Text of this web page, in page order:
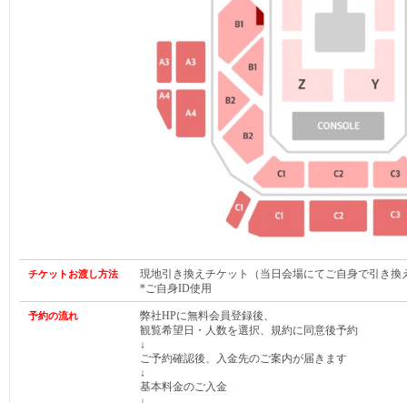
チケットお渡し方法
現地引き換えチケット（当日会場にてご自身で引き換
*ご自身ID使用
予約の流れ
弊社HPに無料会員登録後、
観覧希望日・人数を選択、規約に同意後予約
↓
ご予約確認後、入金先のご案内が届きます
↓
基本料金のご入金